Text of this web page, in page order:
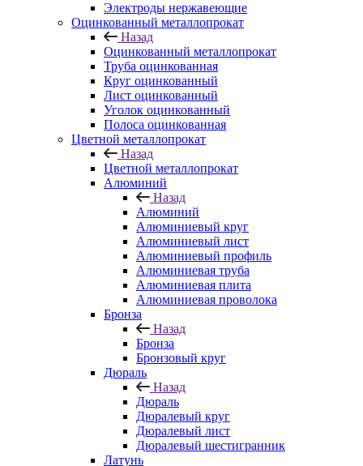
Электроды нержавеющие
Оцинкованный металлопрокат
Назад
Оцинкованный металлопрокат
Труба оцинкованная
Круг оцинкованный
Лист оцинкованный
Уголок оцинкованный
Полоса оцинкованная
Цветной металлопрокат
Назад
Цветной металлопрокат
Алюминий
Назад
Алюминий
Алюминиевый круг
Алюминиевый лист
Алюминиевый профиль
Алюминиевая труба
Алюминиевая плита
Алюминиевая проволока
Бронза
Назад
Бронза
Бронзовый круг
Дюраль
Назад
Дюраль
Дюралевый круг
Дюралевый лист
Дюралевый шестигранник
Латунь